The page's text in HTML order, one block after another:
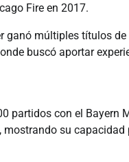
Fire en 2017.
múltiples títulos
buscó aportar
partidos con el
su